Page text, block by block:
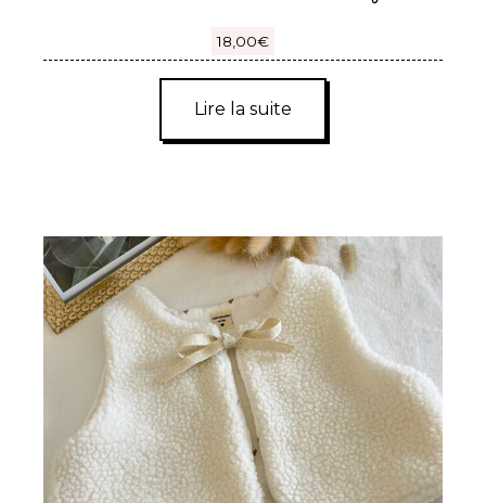
18,00€
Lire la suite